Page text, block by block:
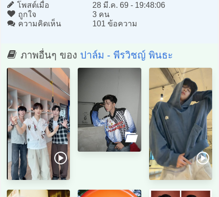
โพสต์เมื่อ
28 มี.ค. 69 - 19:48:06
ถูกใจ
3 คน
ความคิดเห็น
101 ข้อความ
ภาพอื่นๆ ของ ปาล์ม - พีรวิชญ์ พินธะ